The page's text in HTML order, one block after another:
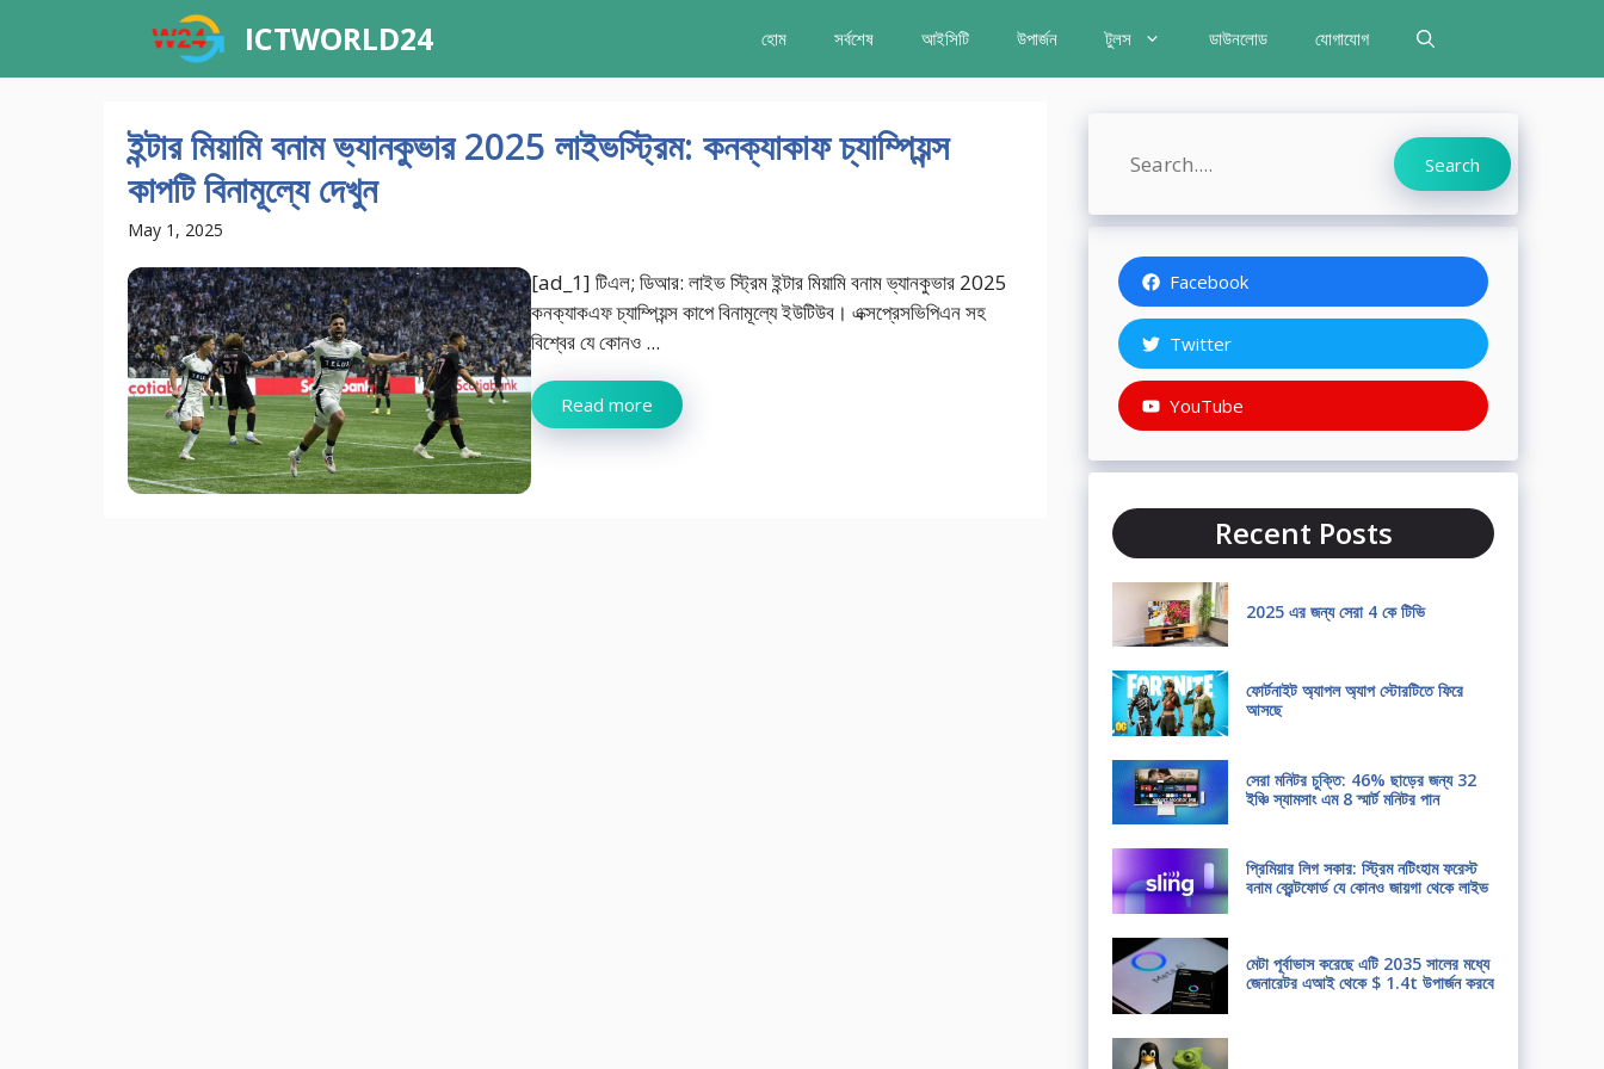
content
ICTWORLD24 হোম সর্বশেষ আইসিটি উপার্জন টুলস ডাউনলোড যোগাযোগ
ইন্টার মিয়ামি বনাম ভ্যানকুভার 2025 লাইভস্ট্রিম: কনক্যাকাফ চ্যাম্পিয়ন্স
কাপটি বিনামূল্যে দেখুন
May 1, 2025
[ad_1] টিএল; ডিআর: লাইভ স্ট্রিম ইন্টার মিয়ামি বনাম ভ্যানকুভার 2025
কনক্যাকএফ চ্যাম্পিয়ন্স কাপে বিনামূল্যে ইউটিউব। এক্সপ্রেসভিপিএন সহ
বিশ্বের যে কোনও ...
Read more
Search Search
Facebook
Twitter
YouTube
Recent Posts
2025 এর জন্য সেরা 4 কে টিভি
ফোর্টনাইট অ্যাপল অ্যাপ স্টোরটিতে ফিরে
আসছে
সেরা মনিটর চুক্তি: 46% ছাড়ের জন্য 32
ইঞ্চি স্যামসাং এম 8 স্মার্ট মনিটর পান
প্রিমিয়ার লিগ সকার: স্ট্রিম নটিংহাম ফরেস্ট
বনাম ব্রেন্টফোর্ড যে কোনও জায়গা থেকে লাইভ
মেটা পূর্বাভাস করেছে এটি 2035 সালের মধ্যে
জেনারেটর এআই থেকে $ 1.4t উপার্জন করবে